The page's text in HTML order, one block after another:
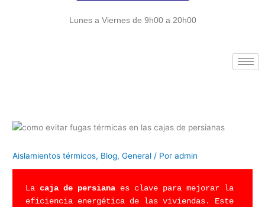
Lunes a Viernes de 9h00 a 20h00
Aislamientos térmicos, Blog,General / Poradmin
La caja de persiana es clave para mejorar la
eficiencia energética de las viviendas. Este